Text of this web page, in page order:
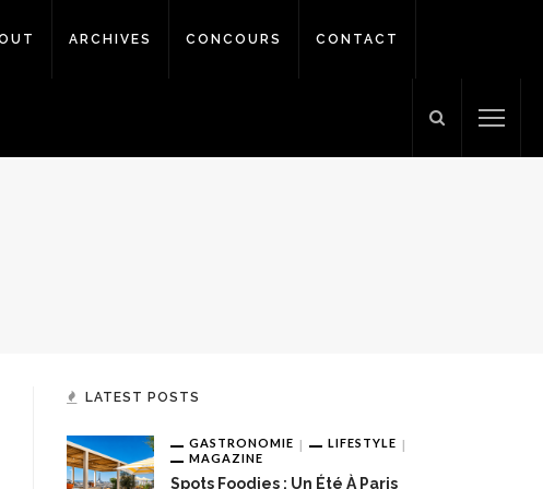
ARCHIVES CONCOURS CONTACT
LATEST POSTS
GASTRONOMIE
LIFESTYLE
MAGAZINE
Spots Foodies : Un Été À Paris